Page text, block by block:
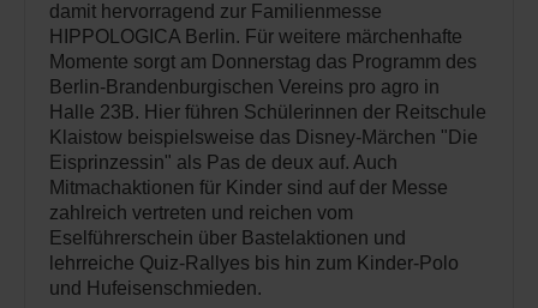
damit hervorragend zur Familienmesse
HIPPOLOGICA Berlin. Für weitere märchenhafte
Momente sorgt am Donnerstag das Programm des
Berlin-Brandenburgischen Vereins pro agro in
Halle 23B. Hier führen Schülerinnen der Reitschule
Klaistow beispielsweise das Disney-Märchen "Die
Eisprinzessin" als Pas de deux auf. Auch
Mitmachaktionen für Kinder sind auf der Messe
zahlreich vertreten und reichen vom
Eselführerschein über Bastelaktionen und
lehrreiche Quiz-Rallyes bis hin zum Kinder-Polo
und Hufeisenschmieden.